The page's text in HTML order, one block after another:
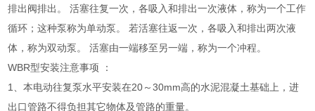
排出阀排出。 活塞往复一次，各吸入和排出一次液体，称为一个工作
循环；这种泵称为单动泵。 若活塞往返一次，各吸入和排出两次液
体，称为双动泵。 活塞由一端移至另一端，称为一个冲程。
WBR型安装注意事项 ：
1、本电动往复泵水平安装在20～30mm高的水泥混凝土基础上，进
出口管路不得负担其它物体及管路的重量。